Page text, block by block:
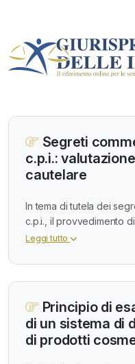
Segreti
c.p.i.:
cautelare
In tema di tutela dei
c.p.i., il provvedimento
Leggi tutto
Principio di
di un sistema di
di prodotti